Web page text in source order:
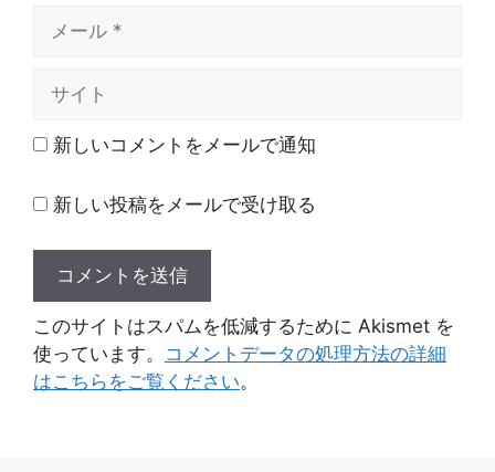
ト 新しいコメントをメールで通知
新しい投稿をメールで受け取る
このサイトはスパムを低減するために Akismet を
使っています。 コメントデータの処理方法の詳細
はこちらをご覧ください。